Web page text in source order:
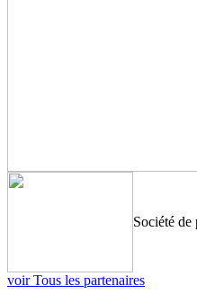
Société
voir Tous les partenaires